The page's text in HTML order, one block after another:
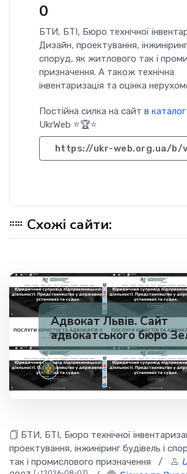
0
БТИ, БТІ, Бюро технічної
Дизайн, проектування, інжиніринг
споруд, як житлового так і
призначення. А також технічна
інвентаризація та оцінка
Постійна силка на сайт в каталог
UkrWeb ⭐🏆⭐
https://ukr-web.org.ua/b/
Схожі сайти:
Адвокат Львів. Сайт
адвокатського бюро
БТИ, БТІ, Бюро технічної
проектування, інжиніринг будівель і
так і промислового призначення /